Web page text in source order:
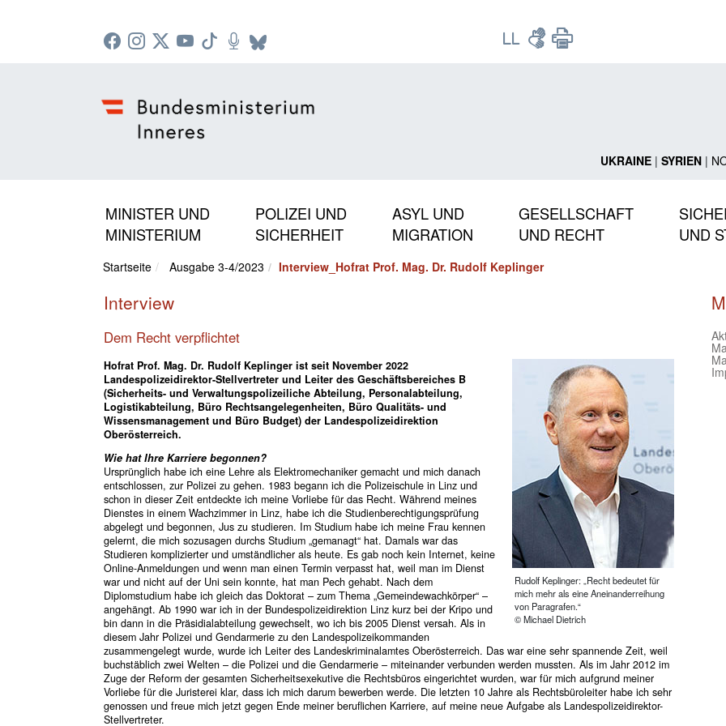
UKRAINE| SYRIEN|
MINISTER UND
MINISTERIUM
POLIZEI UND
SICHERHEIT
ASYL UND
MIGRATION
GESELLSCHAFT
UND RECHT
UND
Startseite Ausgabe 3-4/2023 Interview_Hofrat Prof. Mag. Dr. Rudolf Keplinger
Interview
Dem Recht verpflichtet
Rudolf Keplinger: „Recht bedeutet für
mich mehr als eine Aneinanderreihung
von Paragrafen.“
© Michael Dietrich
Hofrat Prof. Mag. Dr. Rudolf Keplinger ist seit November 2022
Landespolizeidirektor-Stellvertreter und Leiter des Geschäftsbereiches B
(Sicherheits- und Verwaltungspolizeiliche Abteilung, Personalab­teilung,
Logistikabteilung, Büro Rechtsangelegenheiten, Büro Qualitäts- und
Wissensmanagement und Büro Budget) der Landespolizeidirektion
Oberösterreich.
Wie hat Ihre Karriere begonnen?
Ursprünglich habe ich eine Lehre als Elektromechaniker gemacht und mich danach
entschlossen, zur Polizei zu gehen. 1983 begann ich die Polizeischule in Linz und
schon in dieser Zeit entdeckte ich meine Vorliebe für das Recht. Während meines
Dienstes in einem Wachzimmer in Linz, habe ich die Studienberechtigungsprüfung
abgelegt und begonnen, Jus zu studieren. Im Studium habe ich meine Frau kennen
gelernt, die mich sozusagen durchs Studium „gemanagt“ hat. Damals war das
Studieren komplizierter und umständlicher als heute. Es gab noch kein Internet, keine
Online-Anmeldungen und wenn man einen Termin verpasst hat, weil man im Dienst
war und nicht auf der Uni sein konnte, hat man Pech gehabt. Nach dem
Diplomstudium habe ich gleich das Doktorat – zum Thema „Gemeindewachkörper“ –
angehängt. Ab 1990 war ich in der Bundespolizeidirektion Linz kurz bei der Kripo und
bin dann in die Präsidialabteilung gewechselt, wo ich bis 2005 Dienst versah. Als in
diesem Jahr Polizei und Gendarmerie zu den Landespolizeikommanden
zusammengelegt wurde, wurde ich Leiter des Landeskriminalamtes Oberösterreich. Das war eine sehr spannende Zeit, weil
buchstäblich zwei Welten – die Polizei und die Gendarmerie – miteinander verbunden werden mussten. Als im Jahr 2012 im
Zuge der Reform der gesamten Sicherheitsexekutive die Rechtsbüros eingerichtet wurden, war für mich aufgrund meiner
Vorliebe für die Juristerei klar, dass ich mich darum bewerben werde. Die letzten 10 Jahre als Rechtsbüroleiter habe ich sehr
genossen und freue mich jetzt gegen Ende meiner beruflichen Karriere, auf meine neue Aufgabe als Landespolizeidirektor-
Stellvertreter.